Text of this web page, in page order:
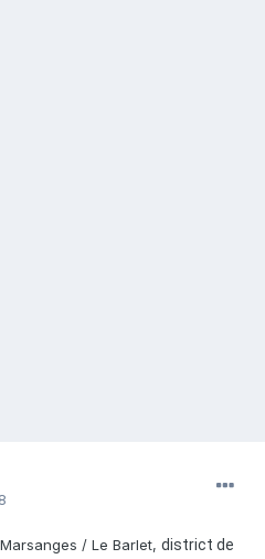
/ Le Barlet, district de